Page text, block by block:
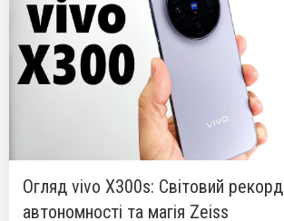
Огляд vivo X300s: Світовий рекорд
автономності та магія Zeiss